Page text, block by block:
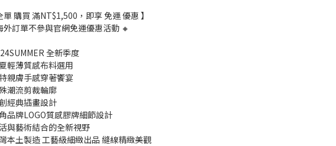
單 購買 滿NT$1,500，即享 免運 優惠 】
外訂單不參與官網免運優惠活動 🔸
全新季度
輕薄質感布料選用
親膚手感穿著饗宴
潮流剪裁輪廓
經典插畫設計
品牌LOGO質感膠牌細節設計
與藝術結合的全新視野
本土製造 工藝級細緻出品 縫線精緻美觀